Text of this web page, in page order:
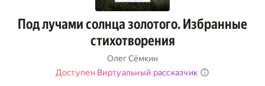
Под лучами солнца золотого. Избранные
стихотворения
Олег Сёмкин
Доступен Виртуальный рассказчик